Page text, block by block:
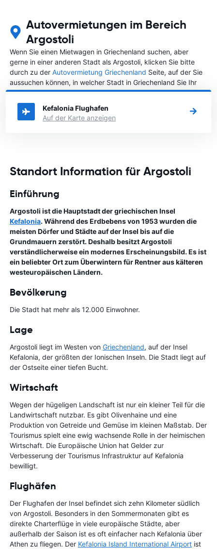
Autovermietungen im Bereich
Argostoli
Wenn Sie einen Mietwagen in Griechenland suchen, aber
gerne in einer anderen Stadt als Argostoli, klicken Sie bitte
durch zu der Autovermietung Griechenland Seite, auf der Sie
aussuchen können, in welcher Stadt in Griechenland Sie Ihr
Fahrzeug mieten wollen.
Kefalonia Flughafen
Auf der Karte anzeigen
Standort Information für Argostoli
Einführung
Argostoli ist die Hauptstadt der griechischen Insel
Kefalonia. Während des Erdbebens von 1953 wurden die
meisten Dörfer und Städte auf der Insel bis auf die
Grundmauern zerstört. Deshalb besitzt Argostoli
verständlicherweise ein modernes Erscheinungsbild. Es ist
ein beliebter Ort zum Überwintern für Rentner aus kälteren
westeuropäischen Ländern.
Bevölkerung
Die Stadt hat mehr als 12.000 Einwohner.
Lage
Argostoli liegt im Westen von Griechenland, auf der Insel
Kefalonia, der größten der Ionischen Inseln. Die Stadt liegt auf
der Ostseite einer tiefen Bucht.
Wirtschaft
Wegen der hügeligen Landschaft ist nur ein kleiner Teil für die
Landwirtschaft nutzbar. Es gibt Olivenhaine und eine
Produktion von Getreide und Gemüse im kleinen Maßstab. Der
Tourismus spielt eine ewig wachsende Rolle in der heimischen
Wirtschaft. Die Europäische Union hat Gelder zur
Verbesserung der Tourismus Infrastruktur auf Kefalonia
bewilligt.
Flughäfen
Der Flughafen der Insel befindet sich zehn Kilometer südlich
von Argostoli. Besonders in den Sommermonaten gibt es
direkte Charterflüge in viele europäische Städte, aber
außerhalb der Saison ist es oft einfacher nach Kefalonia über
Athen zu fliegen. Der Kefalonia Island International Airport ist